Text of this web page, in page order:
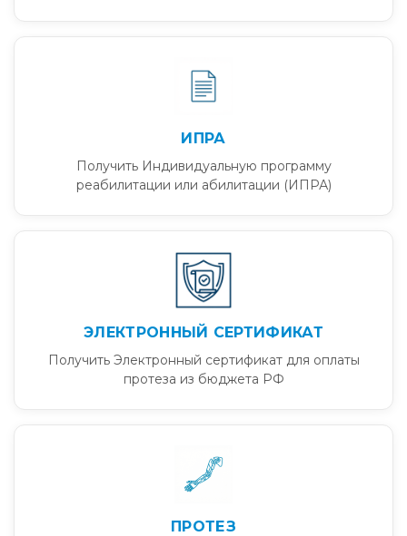
ИПРА
Получить Индивидуальную программу
реабилитации или абилитации (ИПРА)
ЭЛЕКТРОННЫЙ СЕРТИФИКАТ
Получить Электронный сертификат для оплаты
протеза из бюджета РФ
ПРОТЕЗ